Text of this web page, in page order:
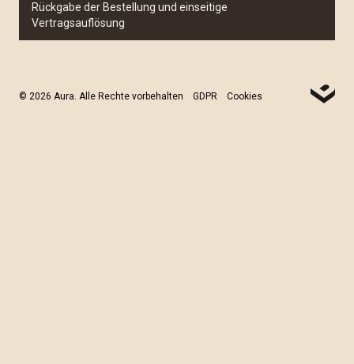
Rückgabe der Bestellung und einseitige
Vertragsauflösung
© 2026 Aura. Alle Rechte vorbehalten GDPR Cookies